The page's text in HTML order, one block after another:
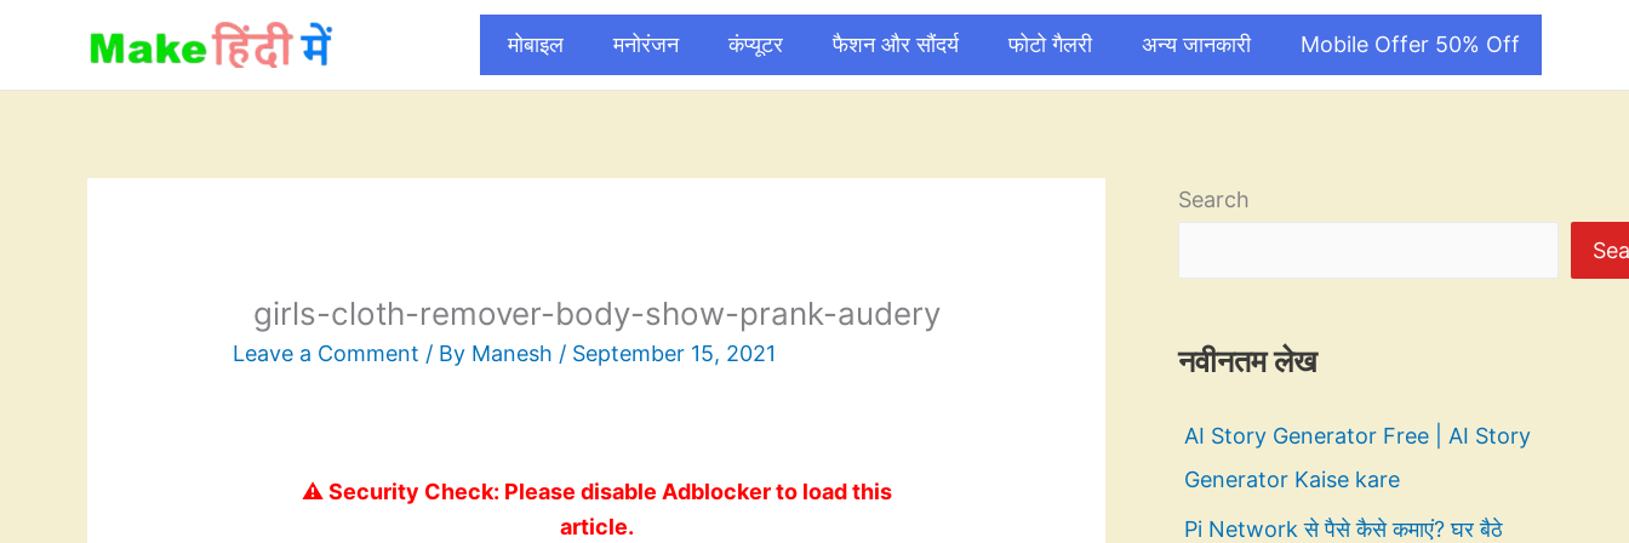
content
मोबाइल मनोरंजन कंप्यूटर फैशन और सौंदर्य फोटो गैलरी अन्य जानकारी Mobile Offer 50% Off
girls-cloth-remover-body-show-prank-audery
Leave a Comment / By Manesh / September 15, 2021
⚠️ Security Check: Please disable Adblocker to load this
article.
Search
नवीनतम लेख
AI Story Generator Free | AI Story
Generator Kaise kare
Pi Network से पैसे कैसे कमाएं? घर बैठे